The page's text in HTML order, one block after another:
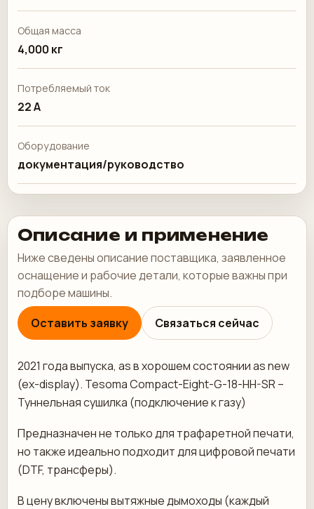
Общая масса
4,000 кг
Потребляемый ток
22 А
Оборудование
документация/руководство
Описание и применение
Ниже сведены описание поставщика, заявленное
оснащение и рабочие детали, которые важны при
подборе машины.
Оставить заявку
Связаться сейчас
2021 года выпуска, as в хорошем состоянии as new
(ex-display). Tesoma Compact-Eight-G-18-HH-SR –
Туннельная сушилка (подключение к газу)
Предназначен не только для трафаретной печати,
но также идеально подходит для цифровой печати
(DTF, трансферы).
В цену включены вытяжные дымоходы (каждый